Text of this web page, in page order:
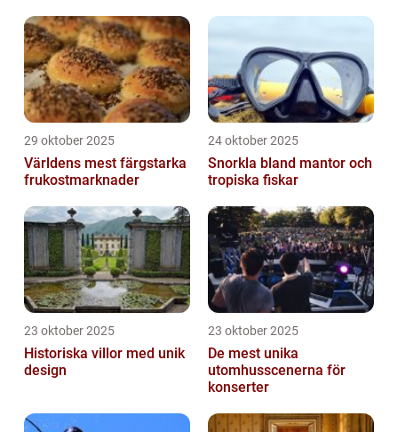
29 oktober 2025
Världens mest färgstarka
frukostmarknader
24 oktober 2025
Snorkla bland mantor och
tropiska fiskar
23 oktober 2025
Historiska villor med unik
design
23 oktober 2025
De mest unika
utomhusscenerna för
konserter